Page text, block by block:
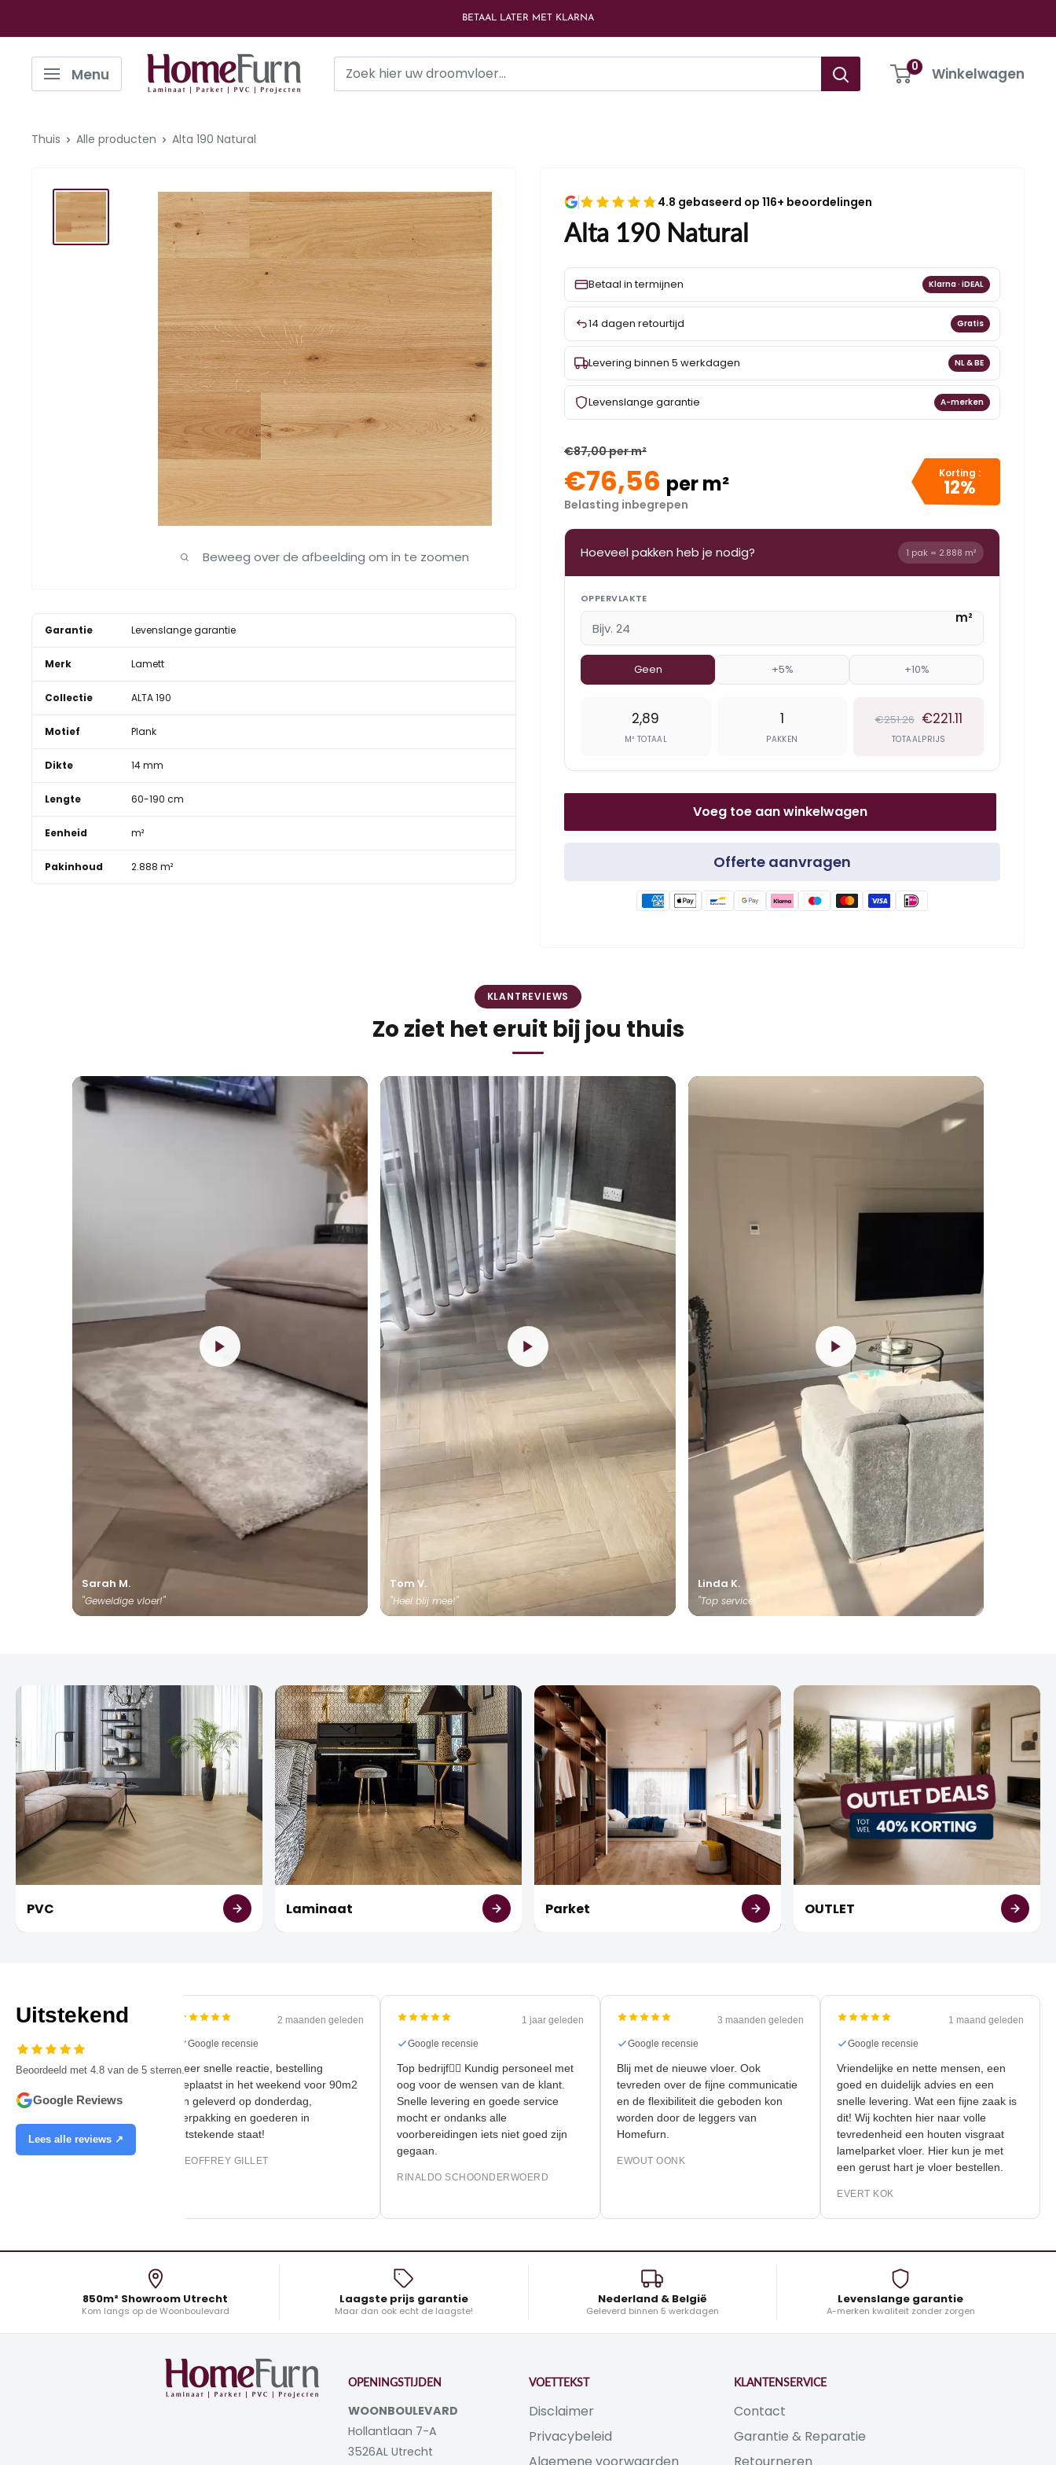
naar
BETAAL LATER MET KLARNA
Menu
Homefurn 0 Winkelwagen
Thuis Alle producten Alta 190 Natural
Beweeg over de afbeelding om in te zoomen
Garantie Levenslange garantie
Merk Lamett
Collectie ALTA 190
Motief Plank
Dikte 14 mm
Lengte 60-190 cm
Eenheid m²
Pakinhoud 2.888 m²
4.8 gebaseerd op 116+ beoordelingen
Alta 190 Natural
Betaal in termijnen Klarna · iDEAL
14 dagen retourtijd Gratis
Levering binnen 5 werkdagen NL & BE
Levenslange garantie A-merken
€87,00 per m²
€76,56 per m²
Belasting inbegrepen
Korting :
12%
Hoeveel pakken heb je nodig? 1 pak = 2.888 m²
OPPERVLAKTE
m²
Geen +5% +10%
2,89
M² TOTAAL
1
PAKKEN
€251.26 €221.11
TOTAALPRIJS
Voeg toe aan winkelwagen
Offerte aanvragen
KLANTREVIEWS
Zo ziet het eruit bij jou thuis
Sarah M.
"Geweldige vloer!"
Tom V.
"Heel blij mee!"
Linda K.
"Top service!"
PVC Laminaat Parket OUTLET
Uitstekend
Beoordeeld met 4.8 van de 5 sterren.
Google Reviews
Lees alle reviews ↗
2 maanden geleden
Google recensie
Zeer snelle reactie, bestelling
geplaatst in het weekend voor 90m2
en geleverd op donderdag,
verpakking en goederen in
uitstekende staat!
GEOFFREY GILLET
1 jaar geleden
Google recensie
Top bedrijf👍🏻 Kundig personeel met
oog voor de wensen van de klant.
Snelle levering en goede service
mocht er ondanks alle
voorbereidingen iets niet goed zijn
gegaan.
RINALDO SCHOONDERWOERD
3 maanden geleden
Google recensie
Blij met de nieuwe vloer. Ook
tevreden over de fijne communicatie
en de flexibiliteit die geboden kon
worden door de leggers van
Homefurn.
EWOUT OONK
1 maand geleden
Google recensie
Vriendelijke en nette mensen, een
goed en duidelijk advies en een
snelle levering. Wat een fijne zaak is
dit! Wij kochten hier naar volle
tevredenheid een houten visgraat
lamelparket vloer. Hier kun je met
een gerust hart je vloer bestellen.
EVERT KOK
850m² Showroom Utrecht
Kom langs op de Woonboulevard
Laagste prijs garantie
Maar dan ook echt de laagste!
Nederland & België
Geleverd binnen 5 werkdagen
Levenslange garantie
A-merken kwaliteit zonder zorgen
OPENINGSTIJDEN
WOONBOULEVARD
Hollantlaan 7-A
3526AL Utrecht
VOETTEKST
Disclaimer
Privacybeleid
KLANTENSERVICE
Contact
Garantie & Reparatie